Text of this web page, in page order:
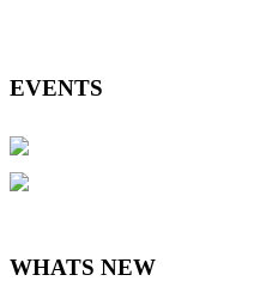
EVENTS
WHATS NEW